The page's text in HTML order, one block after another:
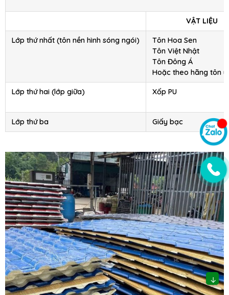
VẬT LIỆU
Lớp thứ nhất (tôn nền hình sóng ngói)
Tôn Hoa Sen
Tôn Việt Nhật
Tôn Đông Á
Hoặc theo hãng tôn
Lớp thứ hai (lớp giữa) Xốp PU
Lớp thứ ba Giấy bạc
↓